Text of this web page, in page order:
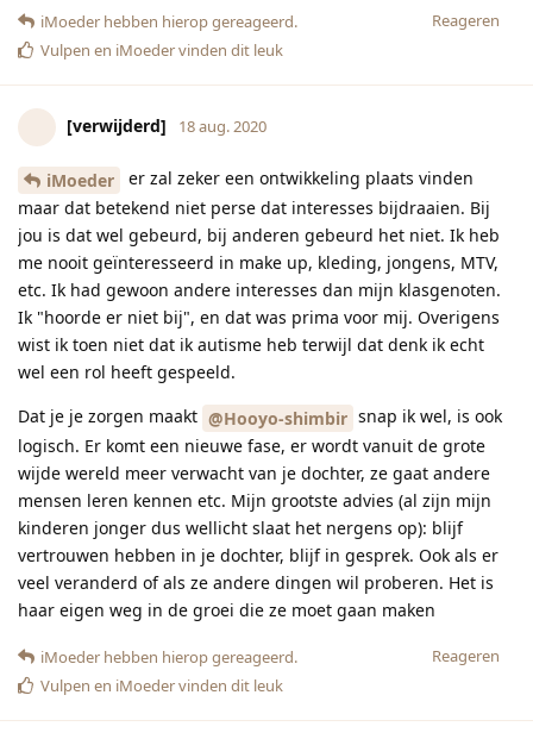
Reageren
iMoeder hebben hierop gereageerd.
Vulpen en iMoedervinden dit leuk
[verwijderd] 18 aug. 2020
iMoeder
er zal zeker een ontwikkeling plaats vinden
maar dat betekend niet perse dat interesses bijdraaien. Bij
jou is dat wel gebeurd, bij anderen gebeurd het niet. Ik heb
me nooit geïnteresseerd in make up, kleding, jongens, MTV,
etc. Ik had gewoon andere interesses dan mijn klasgenoten.
Ik "hoorde er niet bij", en dat was prima voor mij. Overigens
wist ik toen niet dat ik autisme heb terwijl dat denk ik echt
wel een rol heeft gespeeld.
Dat je je zorgen maakt @Hooyo-shimbir snap ik wel, is ook
logisch. Er komt een nieuwe fase, er wordt vanuit de grote
wijde wereld meer verwacht van je dochter, ze gaat andere
mensen leren kennen etc. Mijn grootste advies (al zijn mijn
kinderen jonger dus wellicht slaat het nergens op): blijf
vertrouwen hebben in je dochter, blijf in gesprek. Ook als er
veel veranderd of als ze andere dingen wil proberen. Het is
haar eigen weg in de groei die ze moet gaan maken
Reageren
iMoeder hebben hierop gereageerd.
Vulpen en iMoedervinden dit leuk